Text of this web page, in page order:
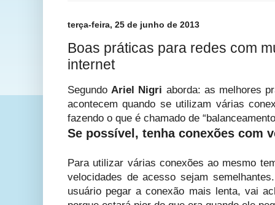
terça-feira, 25 de junho de 2013
Boas práticas para redes com
internet
SegundoAriel Nigri aborda: as melhores
acontecem quando se utilizam várias
fazendo o que é chamado de
Se possível, tenha conexões com
Para utilizar várias conexões ao mesmo
velocidades de acesso sejam
usuário pegar a conexão mais lenta, vai